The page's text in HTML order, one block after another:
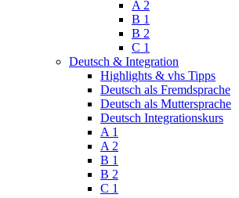
A 2
B 1
B 2
C 1
Deutsch & Integration
Highlights & vhs Tipps
Deutsch als Fremdsprache
Deutsch als Muttersprache
Deutsch Integrationskurs
A 1
A 2
B 1
B 2
C 1